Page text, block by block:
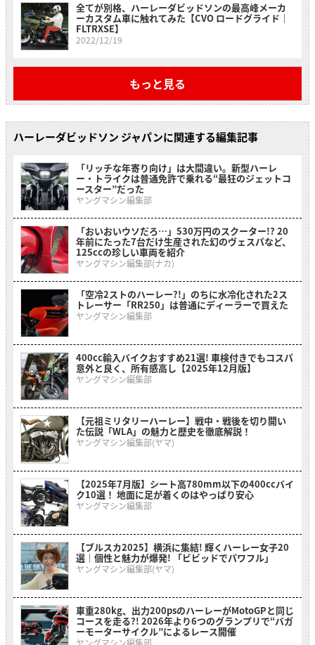
全てが別格、ハーレーダビッドソンの最高峰メーカ
ーカスタム車に触れてみた【CVO ロードグライド｜
FLTRXSE】
2022/12/19
もっと見る
ハーレーダビッドソン ジャパンに関連する編集記事
「リッチな年寄り向け」は大間違い。新型ハーレ
ー・トライクは普通免許で乗れる“最狂のジェットコ
ースター”だった
ヤングマシン編集部
「おいおいウソだろ…」530万円のスクーター!? 20
年前にたった7台だけ生産された幻のヴェスパなど、
125ccの珍しい車両を紹介
ヤングマシン編集部(ナカ)
「空冷2ストのハーレー?!」のちに水冷化された2ス
トレーサー「RR250」は普通にディーラーで買えた
ヤングマシン編集部
400cc輸入バイクおすすめ21選! 車検付きでもコスパ
意外と良く、所有感高し【2025年12月版】
ヤングマシン編集部
【元祖ミリタリーハーレー】戦中・戦後を切り開い
た伝説「WLA」の魅力と歴史を徹底解説！
ヤングマシン編集部(ヤマ)
【2025年7月版】シート高780mm以下の400ccバイ
ク10選！ 地面に足が着くのはやっぱり安心
ヤングマシン編集部
【ブルスカ2025】横浜に集結! 輝くハーレー女子20
選｜個性と魅力が爆発! 「ビビッドでパワフル」
ヤングマシン編集部(ヤマ)
車重280kg、出力200psのハーレーがMotoGPと同じ
コースを走る?! 2026年より6つのグランプリで“バガ
ーモーターサイクル”によるレース開催
ヤングマシン編集部